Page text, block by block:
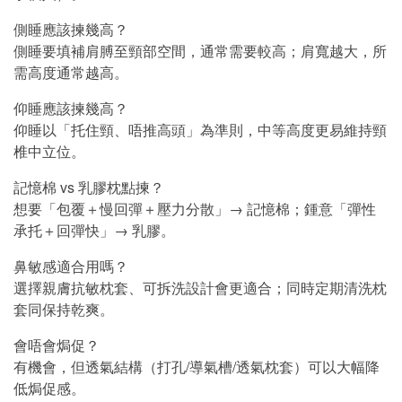
側睡應該揀幾高？
側睡要填補肩膊至頸部空間，通常需要較高；肩寬越大，所
需高度通常越高。
仰睡應該揀幾高？
仰睡以「托住頸、唔推高頭」為準則，中等高度更易維持頸
椎中立位。
記憶棉 vs 乳膠枕點揀？
想要「包覆＋慢回彈＋壓力分散」→ 記憶棉；鍾意「彈性
承托＋回彈快」→ 乳膠。
鼻敏感適合用嗎？
選擇親膚抗敏枕套、可拆洗設計會更適合；同時定期清洗枕
套同保持乾爽。
會唔會焗促？
有機會，但透氣結構（打孔/導氣槽/透氣枕套）可以大幅降
低焗促感。